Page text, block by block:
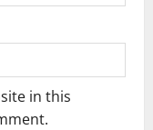
in this